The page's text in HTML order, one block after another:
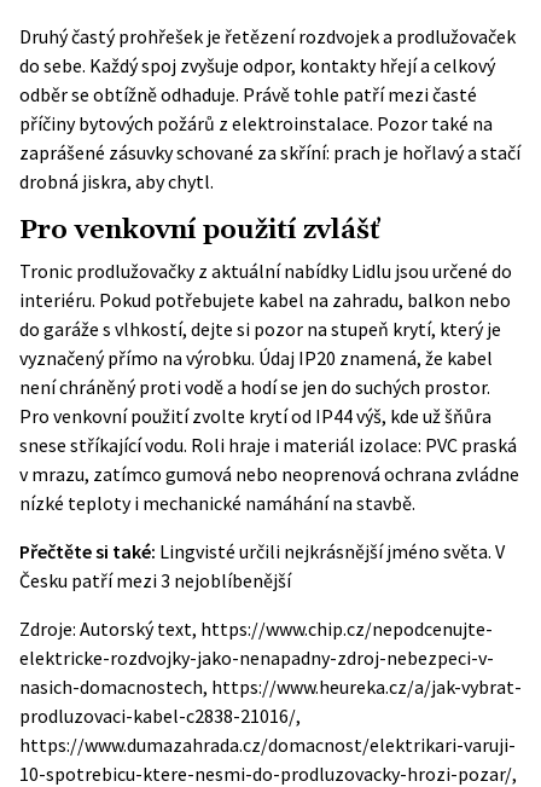
Druhý častý prohřešek je řetězení rozdvojek a prodlužovaček
do sebe. Každý spoj zvyšuje odpor, kontakty hřejí a celkový
odběr se obtížně odhaduje. Právě tohle patří mezi časté
příčiny bytových požárů z elektroinstalace. Pozor také na
zaprášené zásuvky schované za skříní: prach je hořlavý a stačí
drobná jiskra, aby chytl.
Pro venkovní použití zvlášť
Tronic prodlužovačky z aktuální nabídky Lidlu jsou určené do
interiéru. Pokud potřebujete kabel na zahradu, balkon nebo
do garáže s vlhkostí, dejte si pozor na stupeň krytí, který je
vyznačený přímo na výrobku. Údaj IP20 znamená, že kabel
není chráněný proti vodě a hodí se jen do suchých prostor.
Pro venkovní použití zvolte krytí od IP44 výš, kde už šňůra
snese stříkající vodu. Roli hraje i materiál izolace: PVC praská
v mrazu, zatímco gumová nebo neoprenová ochrana zvládne
nízké teploty i mechanické namáhání na stavbě.
Přečtěte si také: Lingvisté určili nejkrásnější jméno světa. V
Česku patří mezi 3 nejoblíbenější
Zdroje: Autorský text, https://www.chip.cz/nepodcenujte-
elektricke-rozdvojky-jako-nenapadny-zdroj-nebezpeci-v-
nasich-domacnostech, https://www.heureka.cz/a/jak-vybrat-
prodluzovaci-kabel-c2838-21016/,
https://www.dumazahrada.cz/domacnost/elektrikari-varuji-
10-spotrebicu-ktere-nesmi-do-prodluzovacky-hrozi-pozar/,